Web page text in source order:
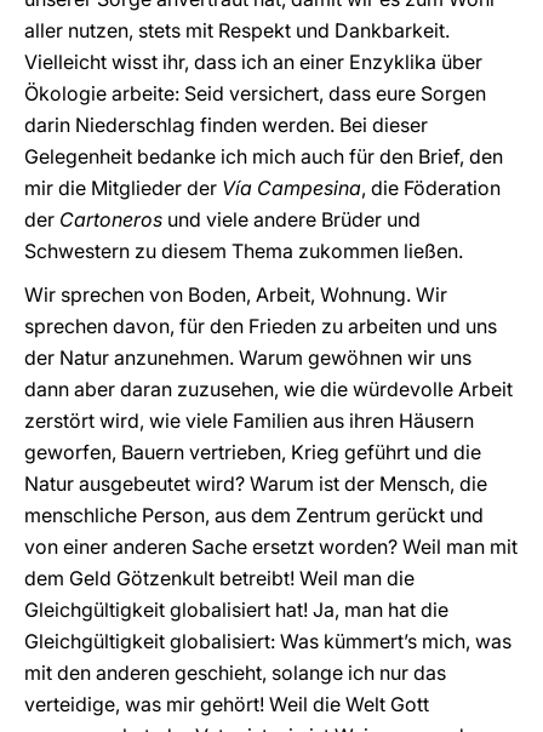
aller nutzen, stets mit Respekt und Dankbarkeit.
Vielleicht wisst ihr, dass ich an einer Enzyklika über
Ökologie arbeite: Seid versichert, dass eure Sorgen
darin Niederschlag finden werden. Bei dieser
Gelegenheit bedanke ich mich auch für den Brief, den
mir die Mitglieder der Vía Campesina, die Föderation
der Cartoneros und viele andere Brüder und
Schwestern zu diesem Thema zukommen ließen.
Wir sprechen von Boden, Arbeit, Wohnung. Wir
sprechen davon, für den Frieden zu arbeiten und uns
der Natur anzunehmen. Warum gewöhnen wir uns
dann aber daran zuzusehen, wie die würdevolle Arbeit
zerstört wird, wie viele Familien aus ihren Häusern
geworfen, Bauern vertrieben, Krieg geführt und die
Natur ausgebeutet wird? Warum ist der Mensch, die
menschliche Person, aus dem Zentrum gerückt und
von einer anderen Sache ersetzt worden? Weil man mit
dem Geld Götzenkult betreibt! Weil man die
Gleichgültigkeit globalisiert hat! Ja, man hat die
Gleichgültigkeit globalisiert: Was kümmert’s mich, was
mit den anderen geschieht, solange ich nur das
verteidige, was mir gehört! Weil die Welt Gott